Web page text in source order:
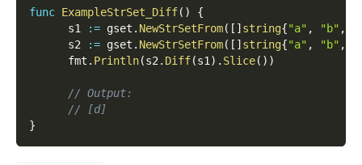
func ExampleStrSet_Diff( )
{
      s1
:= gset . NewStrSetFrom( [ ] string{"a" , "b" ,
      s2
:= gset . NewStrSetFrom( [ ] string{"a" , "b" ,
      fmt
. Println(s2 . Diff(s1 ) . Slice( ) )
// Output:
// [d]
}